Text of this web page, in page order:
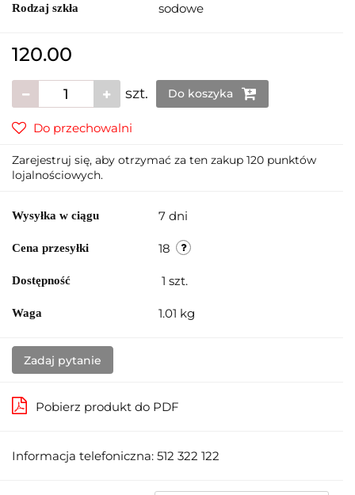
Rodzaj szkła sodowe
120.00
szt. Do koszyka
Do przechowalni
Zarejestruj się, aby otrzymać za ten zakup 120 punktów
lojalnościowych.
Wysyłka w ciągu 7 dni
Cena przesyłki 18
Dostępność 1 szt.
Waga 1.01 kg
Zadaj pytanie
Pobierz produkt do PDF
Informacja telefoniczna: 512 322 122